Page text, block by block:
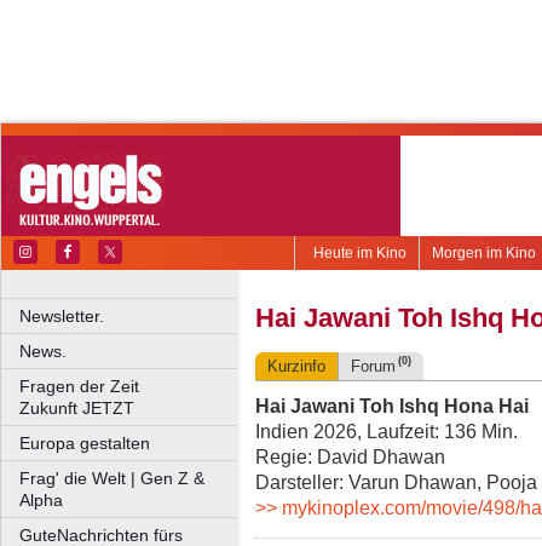
Morgen im Kino
Heute im Kino
Newsletter.
News.
Fragen der Zeit
Zukunft JETZT
Europa gestalten
Frag' die Welt | Gen Z &
Alpha
GuteNachrichten fürs
Hai Jawani Toh Ishq
Kurzinfo Forum (0)
Hai Jawani Toh Ishq Hona Hai
Indien 2026, Laufzeit: 136 Min.
Regie: David Dhawan
Darsteller: Varun Dhawan,
>> mykinoplex.com/movie/498/